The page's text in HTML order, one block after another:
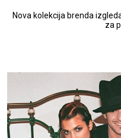
Nova kolekcija brenda
za